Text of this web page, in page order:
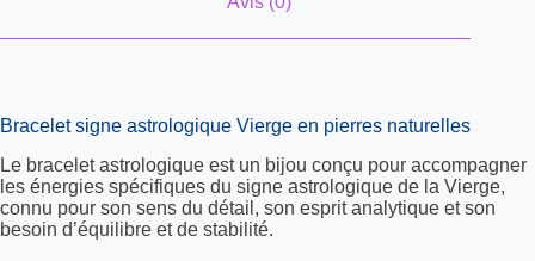
Bracelet signe astrologique Vierge en pierres naturelles
Le bracelet astrologique est un bijou conçu pour accompagner
les énergies spécifiques du signe astrologique de la Vierge,
connu pour son sens du détail, son esprit analytique et son
besoin d’équilibre et de stabilité.